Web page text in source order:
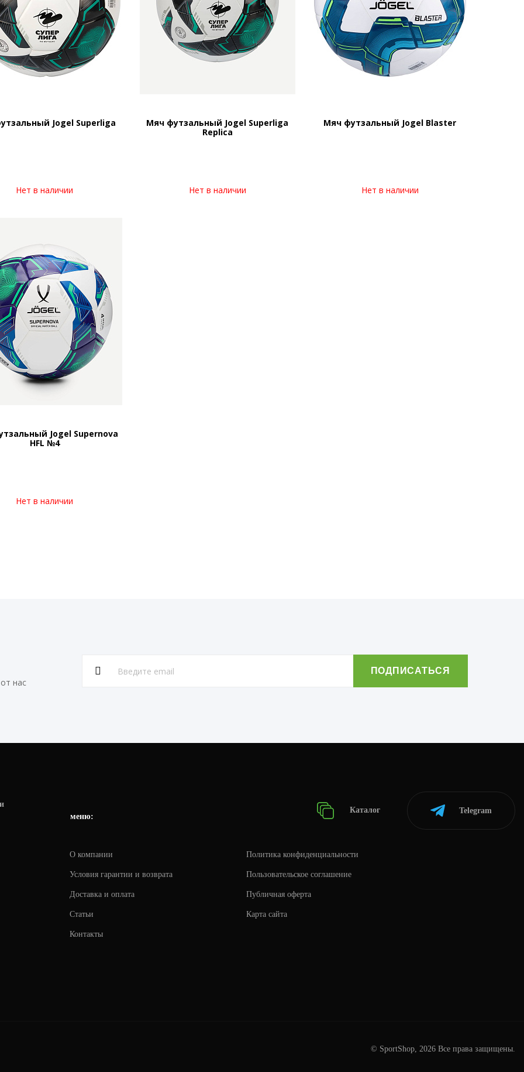
Jogel Superliga
Нет в наличии
Мяч футзальный Jogel Superliga
Replica
Нет в наличии
Мяч футзальный Jogel Blaster
Нет в наличии
Jogel Supernova
HFL №4
Нет в наличии
нас
меню:
Каталог Telegram
О компании
Условия гарантии и возврата
Доставка и оплата
Статьи
Контакты
Политика конфиденциальности
Пользовательское соглашение
Публичная оферта
Карта сайта
© SportShop, 2026 Все права защищены.